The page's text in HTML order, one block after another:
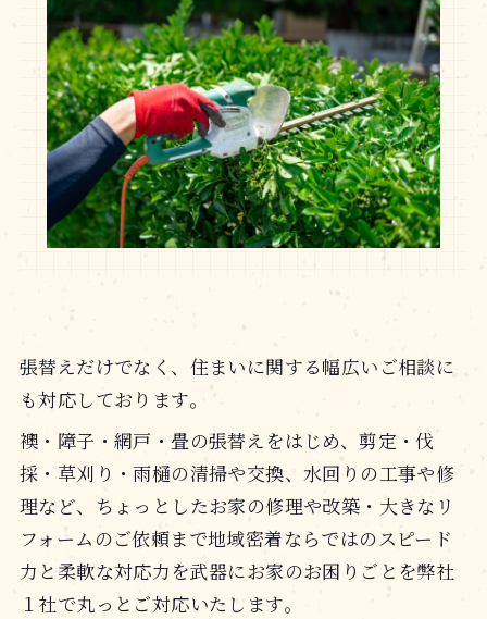
張替えだけでなく、住まいに関する幅広いご相談に
も対応しております。
襖・障子・網戸・畳の張替えをはじめ、剪定・伐
採・草刈り・雨樋の清掃や交換、水回りの工事や修
理など、ちょっとしたお家の修理や改築・大きなリ
フォームのご依頼まで地域密着ならではのスピード
力と柔軟な対応力を武器にお家のお困りごとを弊社
１社で丸っとご対応いたします。